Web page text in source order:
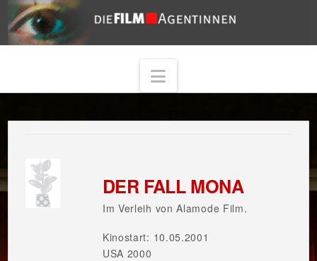
Navigation
DER FALL MONA
Im Verleih von Alamode Film.
Kinostart: 10.05.2001
USA 2000